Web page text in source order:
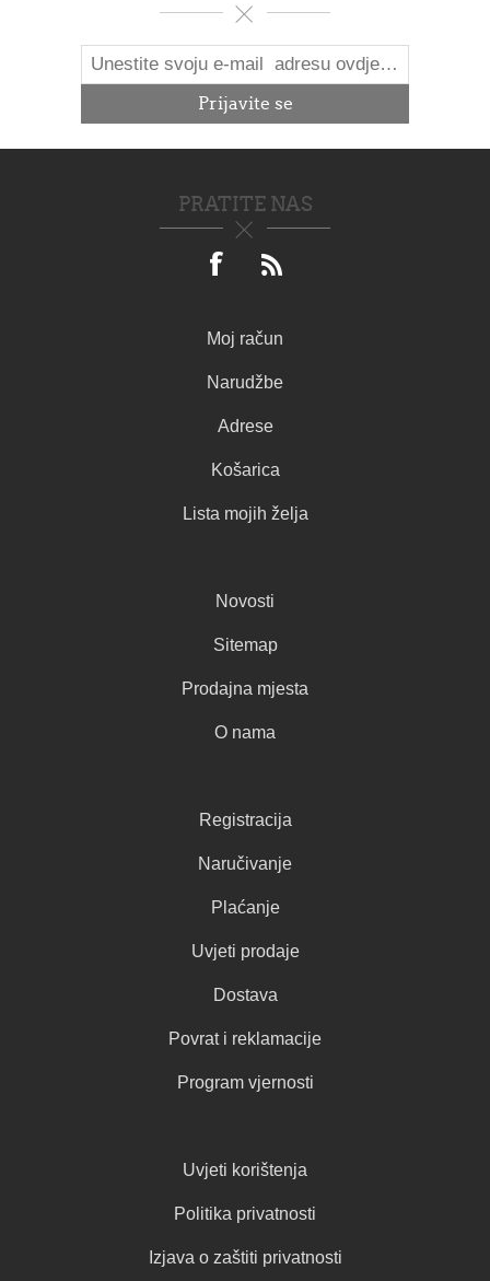
PRATITE NAS
Moj račun
Narudžbe
Adrese
Košarica
Lista mojih želja
Novosti
Sitemap
Prodajna mjesta
O nama
Registracija
Naručivanje
Plaćanje
Uvjeti prodaje
Dostava
Povrat i reklamacije
Program vjernosti
Uvjeti korištenja
Politika privatnosti
Izjava o zaštiti privatnosti